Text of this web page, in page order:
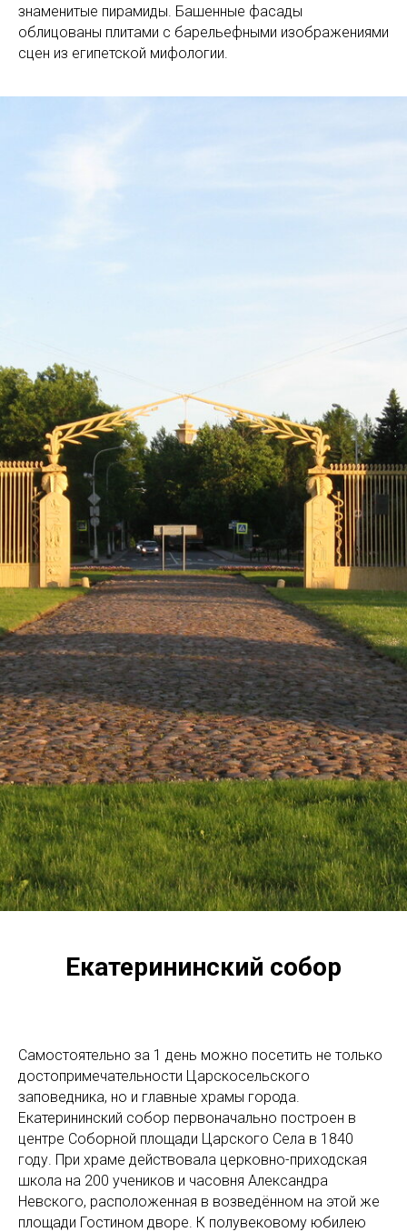
знаменитые пирамиды. Башенные фасады
облицованы плитами с барельефными изображениями
сцен из египетской мифологии.
Екатерининский собор
Самостоятельно за 1 день можно посетить не только
достопримечательности Царскосельского
заповедника, но и главные храмы города.
Екатерининский собор первоначально построен в
центре Соборной площади Царского Села в 1840
году. При храме действовала церковно-приходская
школа на 200 учеников и часовня Александра
Невского, расположенная в возведённом на этой же
площади Гостином дворе. К полувековому юбилею